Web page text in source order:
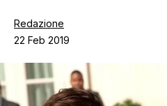
Chi siamo
Contatti
Redazione
22 Feb 2019